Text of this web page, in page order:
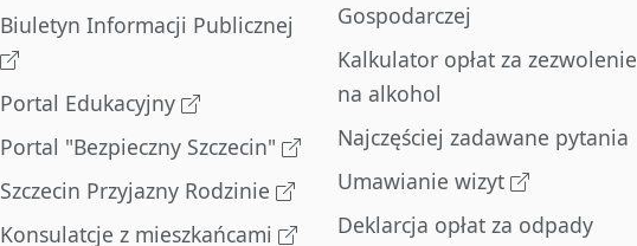
Biuletyn Informacji Publicznej
Portal Edukacyjny
Portal "Bezpieczny Szczecin"
Szczecin Przyjazny Rodzinie
Konsulatcje z mieszkańcami
Gospodarczej
Kalkulator opłat za zezwolenie
na alkohol
Najczęściej zadawane pytania
Umawianie wizyt
Deklarcja opłat za odpady